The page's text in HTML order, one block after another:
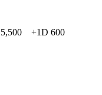
+1D 600